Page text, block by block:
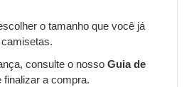
o tamanho que você já
consulte o nosso Guia de
finalizar a compra.